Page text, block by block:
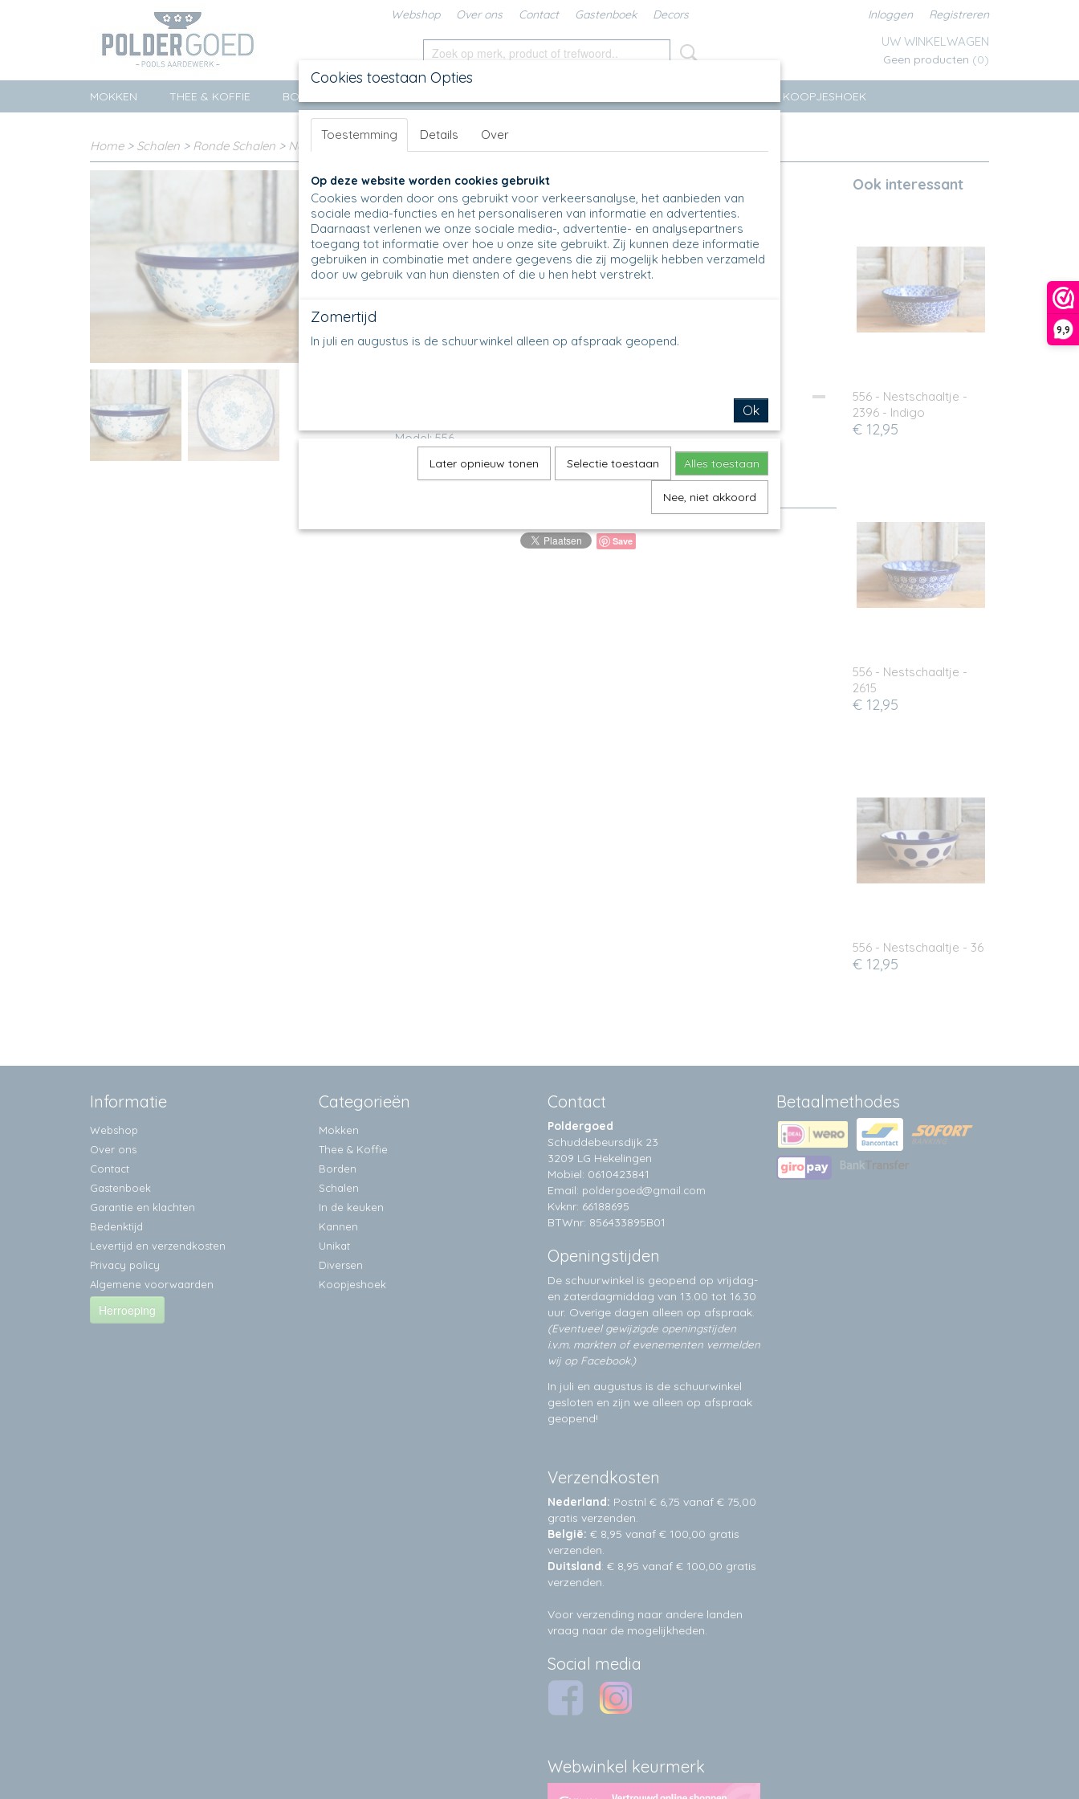
9,9
Webshop Over ons Contact Gastenboek Decors Inloggen Registreren
UW WINKELWAGEN
Geen producten (0)
MOKKEN THEE & KOFFIE BORDEN KOOPJESHOEK
Home> Schalen > Ronde Schalen > Nestschalen Nestschaal 556 - Ø 12,5 cm
556 - Nestschaaltje - 2495 - Frost
€ 12,95 (inclusief btw 21%)
✓Op voorraad
Aantal
IN WINKELWAGEN
Model: 556
Decor: 2495X
Save
Ook interessant
556 - Nestschaaltje -
2396 - Indigo
€ 12,95
556 - Nestschaaltje -
2615
€ 12,95
556 - Nestschaaltje - 36
€ 12,95
Informatie
Webshop
Over ons
Contact
Gastenboek
Garantie en klachten
Bedenktijd
Levertijd en verzendkosten
Privacy policy
Algemene voorwaarden
Herroeping
Categorieën
Mokken
Thee & Koffie
Borden
Schalen
In de keuken
Kannen
Unikat
Diversen
Koopjeshoek
Contact
Poldergoed
Schuddebeursdijk 23
3209 LG Hekelingen
Mobiel: 0610423841
Email: poldergoed@gmail.com
Kvknr: 66188695
BTWnr: 856433895B01
Openingstijden
De schuurwinkel is geopend op vrijdag-
en zaterdagmiddag van 13.00 tot 16.30
uur. Overige dagen alleen op afspraak.
(Eventueel gewijzigde openingstijden
i.v.m. markten of evenementen vermelden
wij op Facebook.)
In juli en augustus is de schuurwinkel
gesloten en zijn we alleen op afspraak
geopend!
Verzendkosten
Nederland: Postnl € 6,75 vanaf € 75,00
gratis verzenden.
België: € 8,95 vanaf € 100,00 gratis
verzenden.
Duitsland: € 8,95 vanaf € 100,00 gratis
verzenden.
Voor verzending naar andere landen
vraag naar de mogelijkheden.
Social media
Webwinkel keurmerk
Betaalmethodes
Cookies toestaan Opties
Toestemming Details Over
Op deze website worden cookies gebruikt
Cookies worden door ons gebruikt voor verkeersanalyse, het aanbieden van
sociale media-functies en het personaliseren van informatie en advertenties.
Daarnaast verlenen we onze sociale media-, advertentie- en analysepartners
toegang tot informatie over hoe u onze site gebruikt. Zij kunnen deze informatie
gebruiken in combinatie met andere gegevens die zij mogelijk hebben verzameld
door uw gebruik van hun diensten of die u hen hebt verstrekt.
Zomertijd
In juli en augustus is de schuurwinkel alleen op afspraak geopend.
Ok
Later opnieuw tonen Selectie toestaan Alles toestaan
Nee, niet akkoord